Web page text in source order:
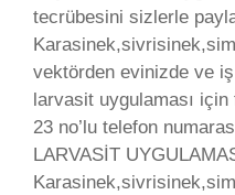
tecrübesini sizlerle
vektörden evinizde ve
larvasit uygulaması
23 no’lu telefon
LARVASİT